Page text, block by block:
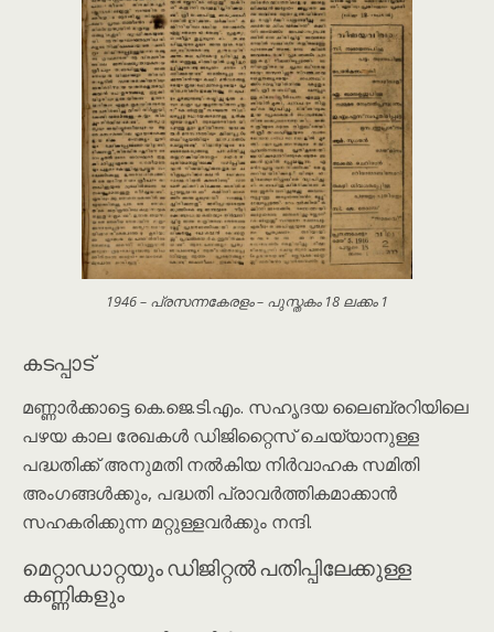
1946 – പ്രസന്നകേരളം – പുസ്തകം 18 ലക്കം 1
കടപ്പാട്
മണ്ണാർക്കാട്ടെ കെ.ജെ.ടി.എം. സഹൃദയ ലൈബ്രറിയിലെ
പഴയ കാല രേഖകൾ ഡിജിറ്റൈസ് ചെയ്യാനുള്ള
പദ്ധതിക്ക് അനുമതി നൽകിയ നിര്‍വാഹക സമിതി
അംഗങ്ങൾക്കും, പദ്ധതി പ്രാവർത്തികമാക്കാൻ
സഹകരിക്കുന്ന മറ്റുള്ളവർക്കും നന്ദി.
മെറ്റാഡാറ്റയും ഡിജിറ്റൽ പതിപ്പിലേക്കുള്ള
കണ്ണികളും